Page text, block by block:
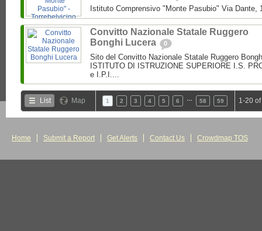
Istituto Comprensivo "Monte Pasubio" Via Dante,
Convitto Nazionale Statale Ruggero
Bonghi Lucera
0
Sito del Convitto Nazionale Statale Ruggero
ISTITUTO DI ISTRUZIONE SUPERIORE I.S.
e I.P.I....
List Map 1 2 3 4 5 6 58 59 1-20
Home Submit a Report Get Alerts Contact Us Crowdmap TOS